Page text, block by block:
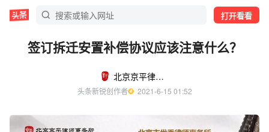
打开看看
签订拆迁安置补偿协议应该注意什么？
北京京平律师事务所
头条新锐创作者
  2021-6-15 01:52